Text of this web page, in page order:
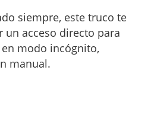
siempre, este truco te
un acceso directo para
modo incógnito,
manual.